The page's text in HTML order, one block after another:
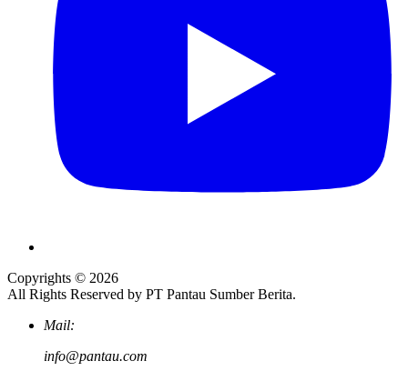
Copyrights © 2026
All Rights Reserved by PT Pantau Sumber Berita.
Mail:
info@pantau.com